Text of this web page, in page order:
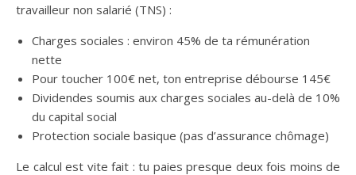
travailleur non salarié (TNS) :
Charges sociales : environ 45% de ta rémunération
nette
Pour toucher 100€ net, ton entreprise débourse 145€
Dividendes soumis aux charges sociales au-delà de 10%
du capital social
Protection sociale basique (pas d’assurance chômage)
Le calcul est vite fait : tu paies presque deux fois moins de